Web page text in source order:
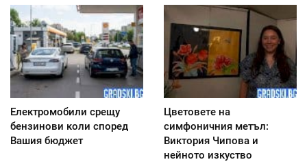
Електромобили срещу
бензинови коли според
Вашия бюджет
Цветовете на
симфоничния метъл:
Виктория Чипова и
нейното изкуство